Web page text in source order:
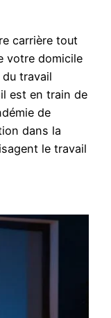
carrière tout
votre domicile
du travail
est en train de
de
dans la
le travail